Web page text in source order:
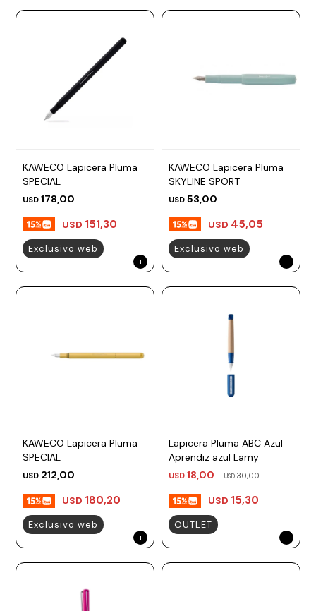
KAWECO Lapicera Pluma
SPECIAL
USD 178,00
USD 151,30
Exclusivo web
KAWECO Lapicera Pluma
SKYLINE SPORT
USD 53,00
USD 45,05
Exclusivo web
KAWECO Lapicera Pluma
SPECIAL
USD 212,00
USD 180,20
Exclusivo web
Lapicera Pluma ABC Azul
Aprendiz azul Lamy
USD 18,00 USD30,00
USD 15,30
OUTLET